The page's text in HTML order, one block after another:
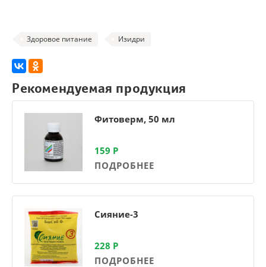
Здоровое питание Изидри
Рекомендуемая продукция
Фитоверм, 50 мл
159 Р
ПОДРОБНЕЕ
Сияние-3
228 Р
ПОДРОБНЕЕ